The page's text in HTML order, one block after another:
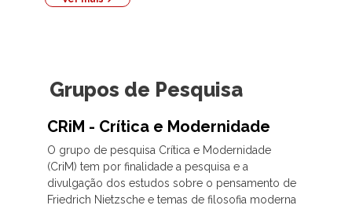
Grupos de Pesquisa
CRiM - Crítica e Modernidade
O grupo de pesquisa Crítica e Modernidade
(CriM) tem por finalidade a pesquisa e a
divulgação dos estudos sobre o pensamento de
Friedrich Nietzsche e temas de filosofia moderna